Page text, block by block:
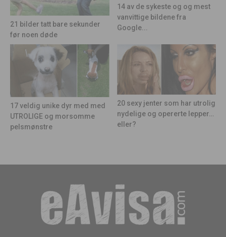
21 bilder tatt bare sekunder
før noen døde
14 av de sykeste og og mest
vanvittige bildene fra
Google...
17 veldig unike dyr med med
UTROLIGE og morsomme
pelsmønstre
20 sexy jenter som har utrolig
nydelige og opererte lepper…
eller?